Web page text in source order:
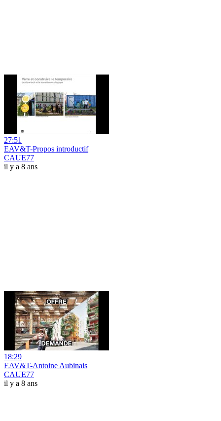
27:51
EAV&T-Propos introductif
CAUE77
il y a 8 ans
18:29
EAV&T-Antoine Aubinais
CAUE77
il y a 8 ans